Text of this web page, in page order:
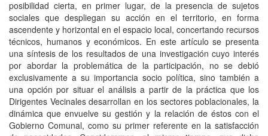
posibilidad cierta, en primer lugar, de la presencia de sujetos
sociales que despliegan su acción en el territorio, en forma
ascendente y horizontal en el espacio local, concertando recursos
técnicos, humanos y económicos. En este artículo se presenta
una síntesis de los resultados de una investigación cuyo interés
por abordar la problemática de la participación, no se debió
exclusivamente a su importancia socio política, sino también a
una opción por situar el análisis a partir de la práctica que los
Dirigentes Vecinales desarrollan en los sectores poblacionales, la
dinámica que envuelve su gestión y la relación de éstos con el
Gobierno Comunal, como su primer referente en la satisfacción